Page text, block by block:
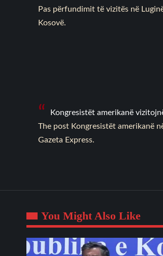
Pas përfundimit të vizitës në
Kosovë.
Kongresistët amerikanë
The post Kongresistët amerikanë
Gazeta Express.
You Might Also Like